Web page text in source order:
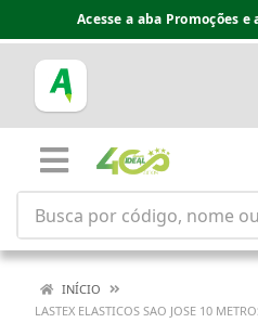
Acesse a aba Promoções
INÍCIO
LASTEX ELASTICOS SAO JOSE 10